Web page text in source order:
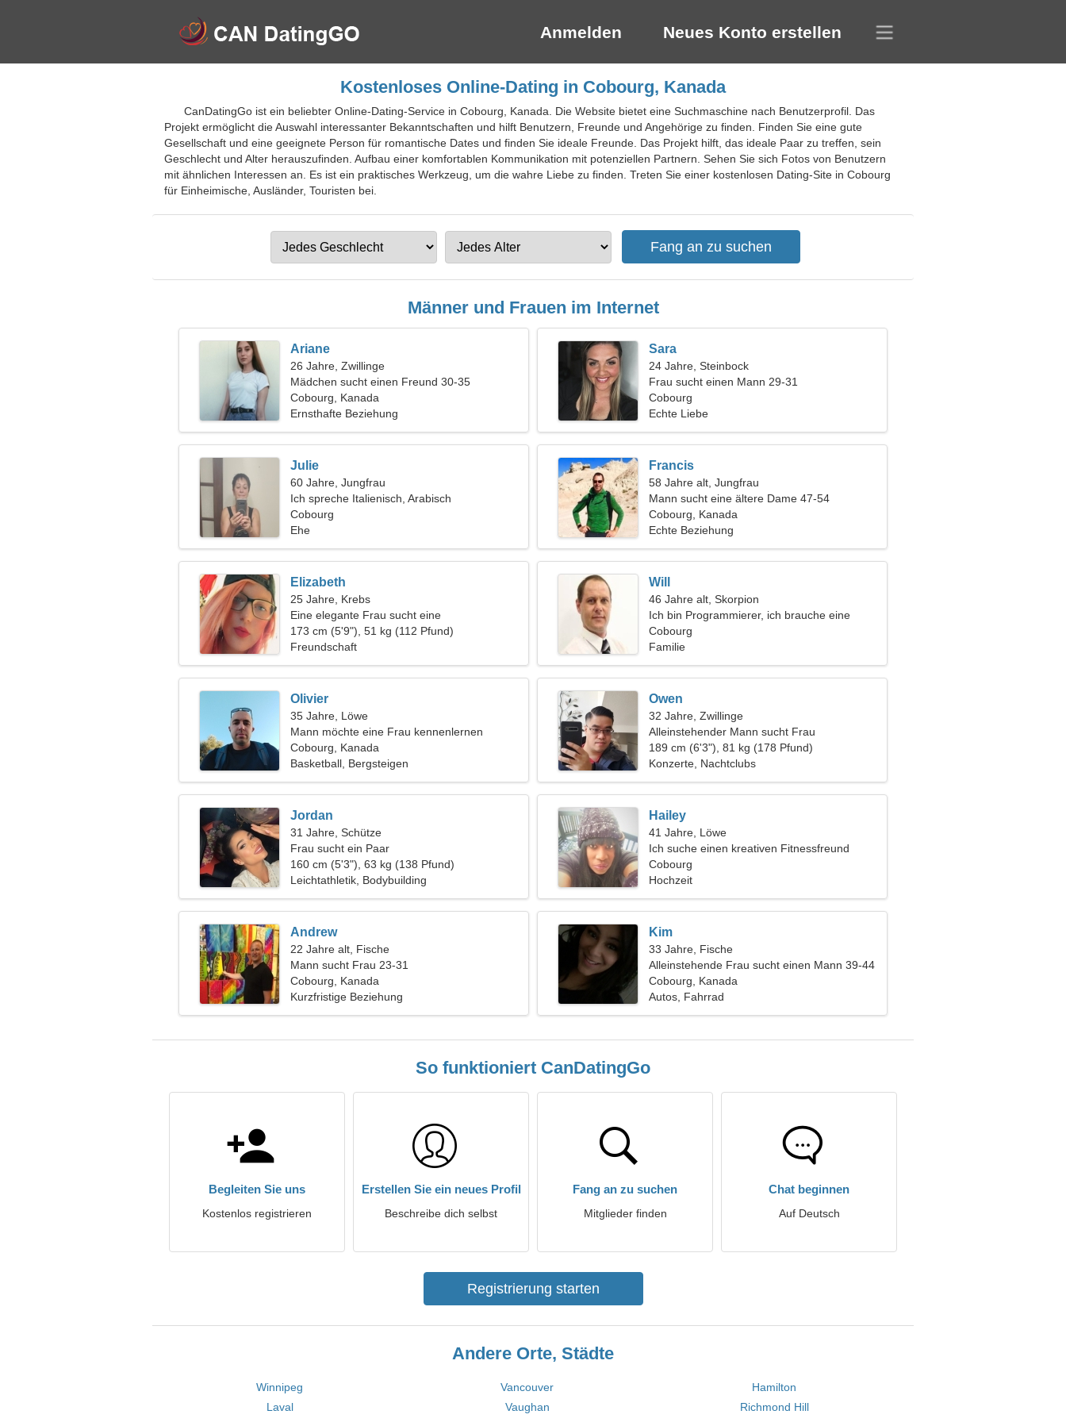
Anmelden Neues Konto erstellen
Kostenloses Online-Dating in Cobourg, Kanada
CanDatingGo ist ein beliebter Online-Dating-Service in Cobourg, Kanada. Die Website bietet eine Suchmaschine nach Benutzerprofil. Das
Projekt ermöglicht die Auswahl interessanter Bekanntschaften und hilft Benutzern, Freunde und Angehörige zu finden. Finden Sie eine gute
Gesellschaft und eine geeignete Person für romantische Dates und finden Sie ideale Freunde. Das Projekt hilft, das ideale Paar zu treffen, sein
Geschlecht und Alter herauszufinden. Aufbau einer komfortablen Kommunikation mit potenziellen Partnern. Sehen Sie sich Fotos von Benutzern
mit ähnlichen Interessen an. Es ist ein praktisches Werkzeug, um die wahre Liebe zu finden. Treten Sie einer kostenlosen Dating-Site in Cobourg
für Einheimische, Ausländer, Touristen bei.
Männer und Frauen im Internet
Ariane
26 Jahre, Zwillinge
Mädchen sucht einen Freund 30-35
Cobourg, Kanada
Ernsthafte Beziehung
Sara
24 Jahre, Steinbock
Frau sucht einen Mann 29-31
Cobourg
Echte Liebe
Julie
60 Jahre, Jungfrau
Ich spreche Italienisch, Arabisch
Cobourg
Ehe
Francis
58 Jahre alt, Jungfrau
Mann sucht eine ältere Dame 47-54
Cobourg, Kanada
Echte Beziehung
Elizabeth
25 Jahre, Krebs
Eine elegante Frau sucht eine
Liebesbeziehung
173 cm (5'9"), 51 kg (112 Pfund)
Freundschaft
Will
46 Jahre alt, Skorpion
Ich bin Programmierer, ich brauche eine
erfahrene Frau
Cobourg
Familie
Olivier
35 Jahre, Löwe
Mann möchte eine Frau kennenlernen
Cobourg, Kanada
Basketball, Bergsteigen
Owen
32 Jahre, Zwillinge
Alleinstehender Mann sucht Frau
189 cm (6'3"), 81 kg (178 Pfund)
Konzerte, Nachtclubs
Jordan
31 Jahre, Schütze
Frau sucht ein Paar
160 cm (5'3"), 63 kg (138 Pfund)
Leichtathletik, Bodybuilding
Hailey
41 Jahre, Löwe
Ich suche einen kreativen Fitnessfreund
Cobourg
Hochzeit
Andrew
22 Jahre alt, Fische
Mann sucht Frau 23-31
Cobourg, Kanada
Kurzfristige Beziehung
Kim
33 Jahre, Fische
Alleinstehende Frau sucht einen Mann 39-44
Cobourg, Kanada
Autos, Fahrrad
So funktioniert CanDatingGo
Begleiten Sie uns
Kostenlos registrieren
Erstellen Sie ein neues Profil
Beschreibe dich selbst
Fang an zu suchen
Mitglieder finden
Chat beginnen
Auf Deutsch
Registrierung starten
Andere Orte, Städte
Winnipeg Vancouver
Hamilton
Laval
Vaughan
Richmond Hill